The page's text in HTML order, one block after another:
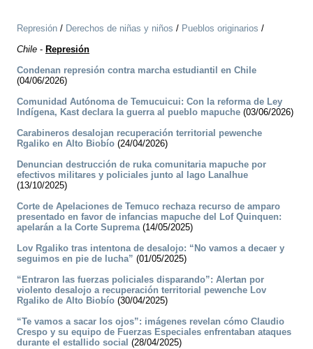
Represión / Derechos de niñas y niños / Pueblos originarios /
Chile - Represión
Condenan represión contra marcha estudiantil en Chile
(04/06/2026)
Comunidad Autónoma de Temucuicui: Con la reforma de Ley
Indígena, Kast declara la guerra al pueblo mapuche (03/06/2026)
Carabineros desalojan recuperación territorial pewenche
Rgaliko en Alto Biobío (24/04/2026)
Denuncian destrucción de ruka comunitaria mapuche por
efectivos militares y policiales junto al lago Lanalhue
(13/10/2025)
Corte de Apelaciones de Temuco rechaza recurso de amparo
presentado en favor de infancias mapuche del Lof Quinquen:
apelarán a la Corte Suprema(14/05/2025)
Lov Rgaliko tras intentona de desalojo: “No vamos a decaer y
seguimos en pie de lucha” (01/05/2025)
“Entraron las fuerzas policiales disparando”: Alertan por
violento desalojo a recuperación territorial pewenche Lov
Rgaliko de Alto Biobío (30/04/2025)
“Te vamos a sacar los ojos”: imágenes revelan cómo Claudio
Crespo y su equipo de Fuerzas Especiales enfrentaban ataques
durante el estallido social (28/04/2025)